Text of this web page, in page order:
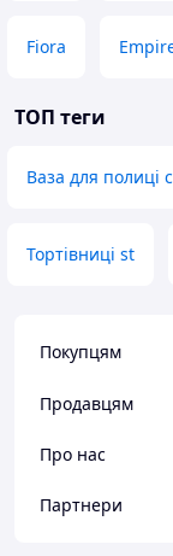
Fiora
ТОП теги
Ваза для полиці
Тортівниці st
Покупцям
Продавцям
Про нас
Партнери